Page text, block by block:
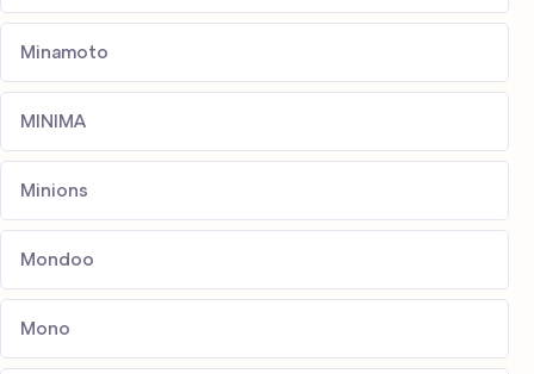
Minamoto
MINIMA
Minions
Mondoo
Mono